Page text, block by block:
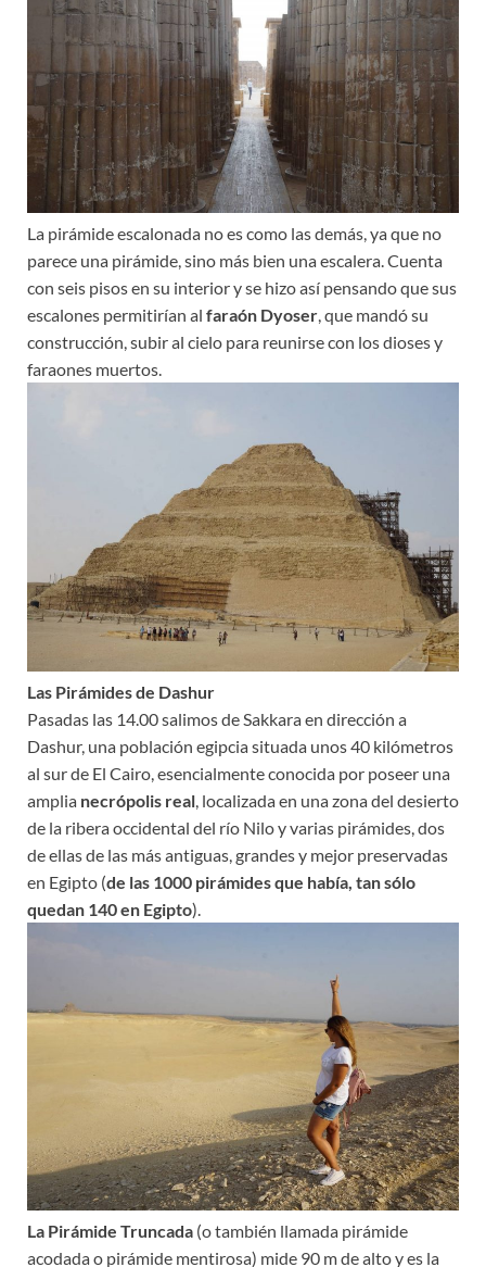
La pirámide escalonada no es como las demás, ya que no
parece una pirámide, sino más bien una escalera. Cuenta
con seis pisos en su interior y se hizo así pensando que sus
escalones permitirían al faraón Dyoser, que mandó su
construcción, subir al cielo para reunirse con los dioses y
faraones muertos.
Las Pirámides de Dashur
Pasadas las 14.00 salimos de Sakkara en dirección a
Dashur, una población egipcia situada unos 40 kilómetros
al sur de El Cairo, esencialmente conocida por poseer una
amplia necrópolis real , localizada en una zona del desierto
de la ribera occidental del río Nilo y varias pirámides, dos
de ellas de las más antiguas, grandes y mejor preservadas
en Egipto (de las 1000 pirámides que había, tan sólo
quedan 140 en Egipto).
La Pirámide Truncada (o también llamada pirámide
acodada o pirámide mentirosa) mide 90 m de alto y es la